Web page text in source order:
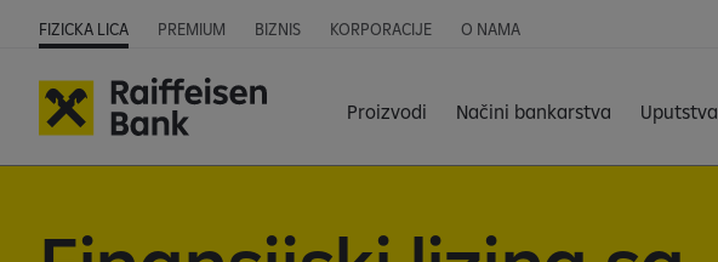
FIZICKA LICA PREMIUM BIZNIS KORPORACIJE O NAMA
Proizvodi Načini bankarstva Uputstva